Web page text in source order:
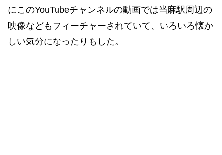
にこのYouTubeチャンネルの動画では当麻駅周辺の
映像などもフィーチャーされていて、いろいろ懐か
しい気分になったりもした。